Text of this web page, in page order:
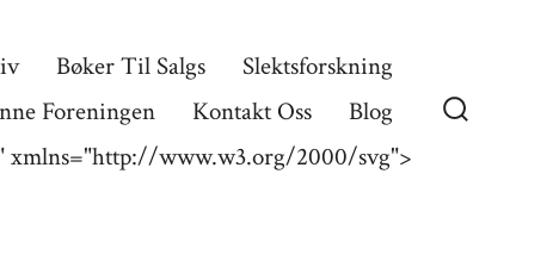
Bøker Til Salgs
Slektsforskning
Foreningen Kontakt Oss
Blog
www.w3.org/2000/svg">